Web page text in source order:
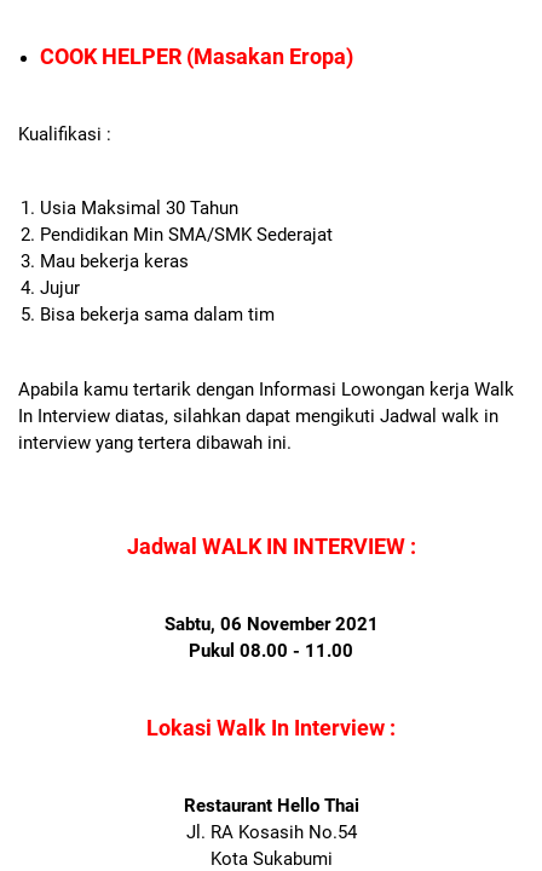
COOK HELPER (Masakan Eropa)
Kualifikasi :
Usia Maksimal 30 Tahun
Pendidikan Min SMA/SMK Sederajat
Mau bekerja keras
Jujur
Bisa bekerja sama dalam tim
Apabila kamu tertarik dengan Informasi Lowongan kerja Walk
In Interview diatas, silahkan dapat mengikuti Jadwal walk in
interview yang tertera dibawah ini.
Jadwal WALK IN INTERVIEW :
Sabtu, 06 November 2021
Pukul 08.00 - 11.00
Lokasi Walk In Interview :
Restaurant Hello Thai
Jl. RA Kosasih No.54
Kota Sukabumi